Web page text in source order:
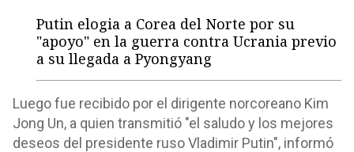
Putin elogia a Corea del Norte por su
"apoyo" en la guerra contra Ucrania previo
a su llegada a Pyongyang
Luego fue recibido por el dirigente norcoreano Kim
Jong Un, a quien transmitió "el saludo y los mejores
deseos del presidente ruso Vladimir Putin", informó